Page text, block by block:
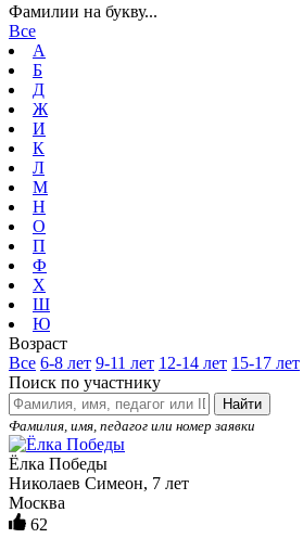
Фамилии на букву...
Все
А
Б
Д
Ж
И
К
Л
М
Н
О
П
Ф
Х
Ш
Ю
Возраст
Все 6-8 лет 9-11 лет 12-14 лет 15-17 лет
Поиск по участнику
Найти
Фамилия, имя, педагог или номер заявки
Ёлка Победы
Николаев Симеон, 7 лет
Москва
62